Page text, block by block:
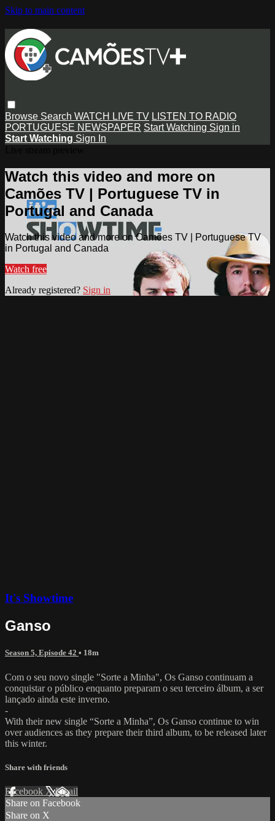
Skip to main content
Browse Search WATCH LIVE TV LISTEN TO RADIO
PORTUGUESE NEWSPAPER Start Watching Sign in
Start Watching Sign In
Watch this video and more on
Camões TV | Portuguese TV in
Portugal and Canada
Watch this video and more on Camões TV | Portuguese TV
in Portugal and Canada
Watch free
Already registered? Sign in
It's Showtime
Ganso
Season 5, Episode 42 • 18m
Com o seu novo single "Sorte a Minha", Os Ganso continuam a
conquistar o público enquanto preparam o seu terceiro álbum, a ser
lançado ainda este inverno.
-
With their new single “Sorte a Minha”, Os Ganso continue to win
over audiences as they prepare their third album, to be released later
this winter.
Share with friends
Facebook XEmail
Share on Facebook
Share on X